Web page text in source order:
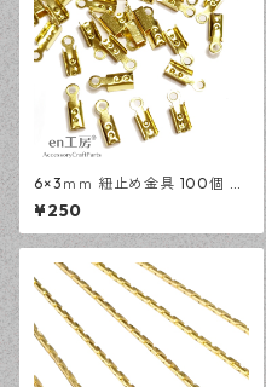
6×3ｍｍ 紐止め金具 100個 ゴ
ールド カシメ アクセサリーパ
ーツ 基礎パーツ ハンドメイド
資材 【en工房】
¥250